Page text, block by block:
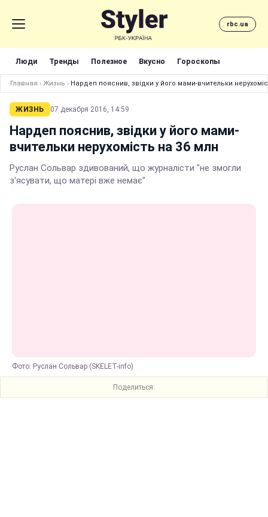
rbc.ua
Люди Тренды Полезное Вкусно Гороскопы
Главная › Жизнь › Нардеп пояснив, звідки у його мами-вчительки
ЖИЗНЬ 07 декабря 2016, 14:59
Нардеп пояснив, звідки у його мами-
вчительки нерухомість на 36 млн
Руслан Сольвар здивований, що журналісти "не змогли
з'ясувати, що матері вже немає"
Фото: Руслан Сольвар (SKELET-info)
Поделиться: